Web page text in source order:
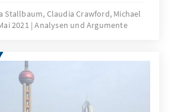
Stallbaum, Claudia Crawford, Michael
2021 Analysen und Argumente